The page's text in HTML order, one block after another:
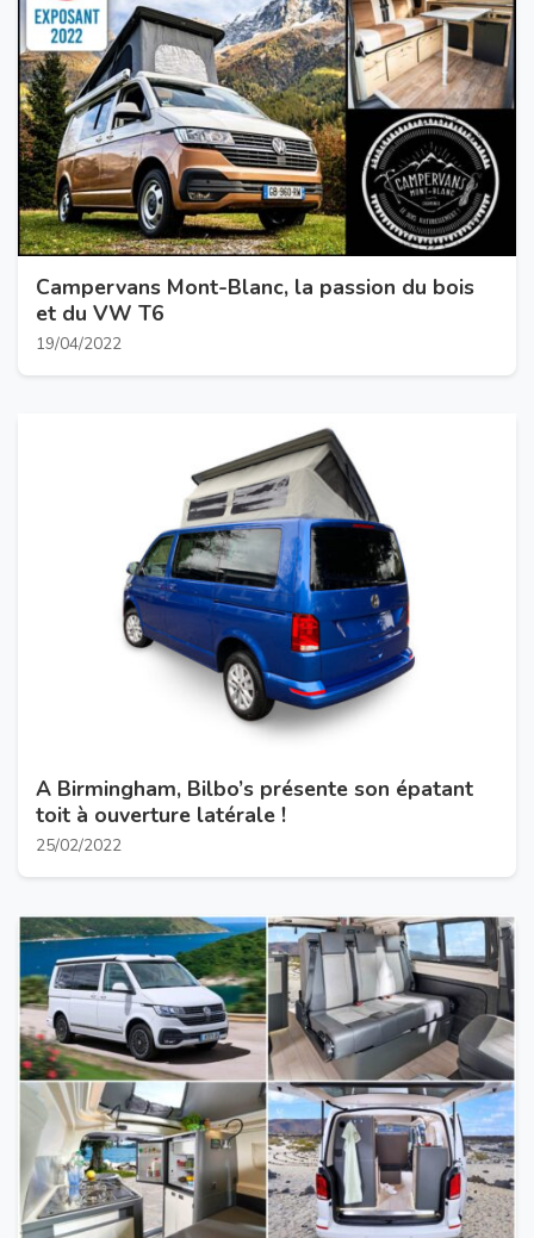
Campervans Mont-Blanc, la passion du bois
et du VW T6
19/04/2022
A Birmingham, Bilbo’s présente son épatant
toit à ouverture latérale !
25/02/2022